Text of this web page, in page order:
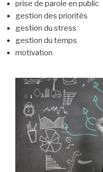
prise de parole en public
gestion des priorités
gestion du stress
gestion du temps
motivation